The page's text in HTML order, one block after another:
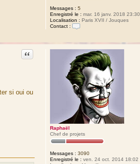
Messages : 5
Enregistré le : mar. 16 janv. 2018 23:30
Localisation : Paris XVII / Jouques
Contact :
n
t
a
c
t
e
r
C
a
s
i
o
Raphaël
Chef de projets
Messages : 3090
Enregistré le : ven. 24 oct. 2014 18:02
Citation
si oui ou